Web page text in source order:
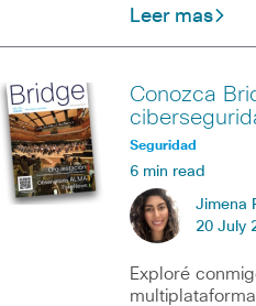
Leer mas
Conozca
Seguridad
6 min read
Jimena
20 July
Exploré